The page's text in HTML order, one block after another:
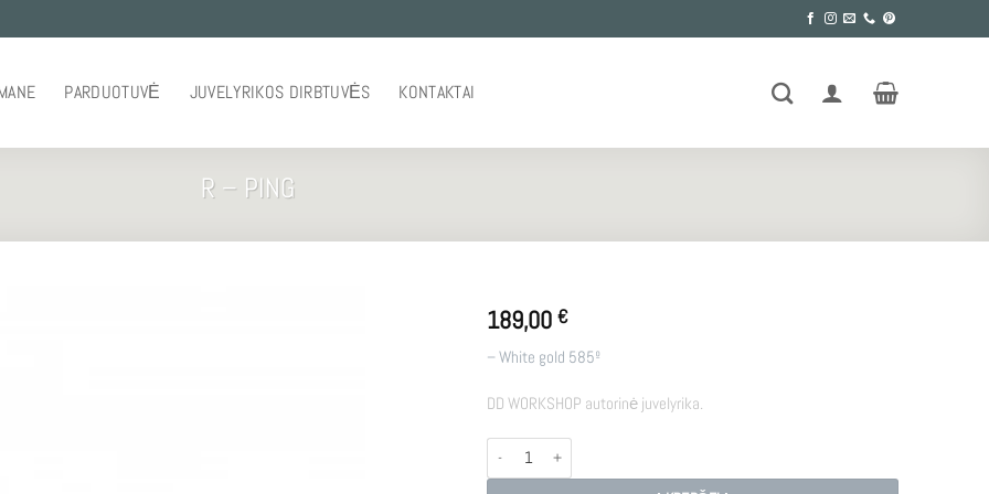
PARDUOTUVĖ JUVELYRIKOS DIRBTUVĖS KONTAKTAI
R – PING
189,00 €
– White gold 585º
DD WORKSHOP autorinė juvelyrika.
produkto kiekis: R - PING